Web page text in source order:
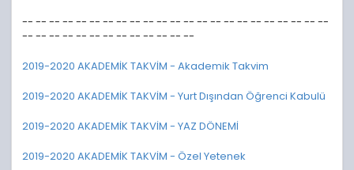
-- -- -- -- -- -- -- -- -- -- -- -- -- -- -- -- -- -- -- -- -- -- --
-- -- -- -- -- -- -- -- -- -- -- -- --
2019-2020 AKADEMİK TAKVİM - Akademik Takvim
2019-2020 AKADEMİK TAKVİM - Yurt Dışından Öğrenci Kabulü
2019-2020 AKADEMİK TAKVİM - YAZ DÖNEMİ
2019-2020 AKADEMİK TAKVİM - Özel Yetenek